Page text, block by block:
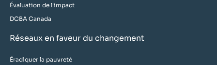
Évaluation de l'impact
DCBA Canada
Réseaux en faveur du changement
Éradiquer la pauvreté